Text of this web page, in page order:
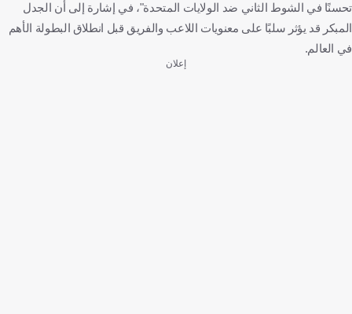
تحسنًا في الشوط الثاني ضد الولايات المتحدة"، في إشارة إلى أن الجدل
المبكر قد يؤثر سلبًا على معنويات اللاعب والفريق قبل انطلاق البطولة الأهم
في العالم.
إعلان